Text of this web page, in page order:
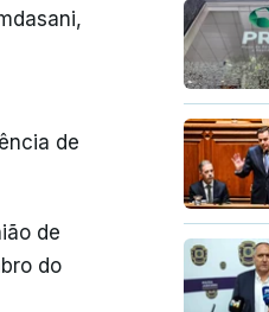
de
de
do